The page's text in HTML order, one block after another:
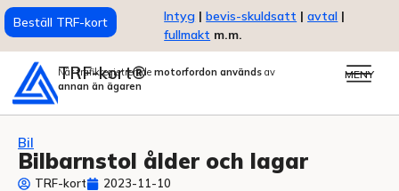
Beställ TRF-kort Intyg | bevis-skuldsatt | avtal |
fullmakt m.m.
TRF-kort®
När trafikregistrerade motorfordon används av
annan än ägaren
MENY
Bil
Bilbarnstol ålder och lagar
TRF-kort 2023-11-10